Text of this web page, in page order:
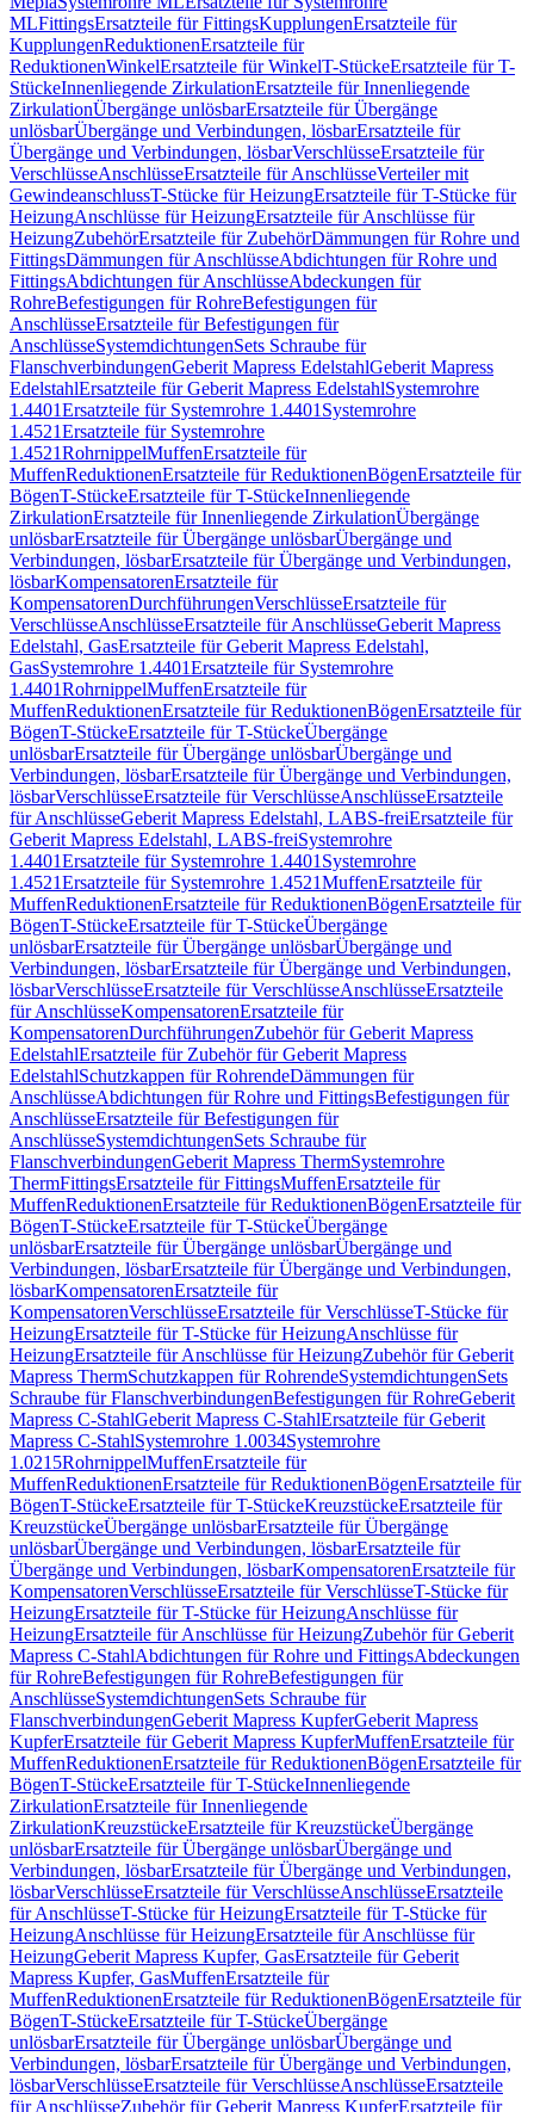
MLFittingsErsatzteile für FittingsKupplungenErsatzteile für
KupplungenReduktionenErsatzteile für
ReduktionenWinkelErsatzteile für WinkelT-StückeErsatzteile für T-
StückeInnenliegende ZirkulationErsatzteile für Innenliegende
ZirkulationÜbergänge unlösbarErsatzteile für Übergänge
unlösbarÜbergänge und Verbindungen, lösbarErsatzteile für
Übergänge und Verbindungen, lösbarVerschlüsseErsatzteile für
VerschlüsseAnschlüsseErsatzteile für AnschlüsseVerteiler mit
GewindeanschlussT-Stücke für HeizungErsatzteile für T-Stücke für
HeizungAnschlüsse für HeizungErsatzteile für Anschlüsse für
HeizungZubehörErsatzteile für ZubehörDämmungen für Rohre und
FittingsDämmungen für AnschlüsseAbdichtungen für Rohre und
FittingsAbdichtungen für AnschlüsseAbdeckungen für
RohreBefestigungen für RohreBefestigungen für
AnschlüsseErsatzteile für Befestigungen für
AnschlüsseSystemdichtungenSets Schraube für
FlanschverbindungenGeberit Mapress EdelstahlGeberit Mapress
EdelstahlErsatzteile für Geberit Mapress EdelstahlSystemrohre
1.4401Ersatzteile für Systemrohre 1.4401 Systemrohre
1.4521Ersatzteile für Systemrohre
1.4521RohrnippelMuffenErsatzteile für
MuffenReduktionenErsatzteile für ReduktionenBögenErsatzteile für
BögenT-StückeErsatzteile für T-StückeInnenliegende
ZirkulationErsatzteile für Innenliegende ZirkulationÜbergänge
unlösbarErsatzteile für Übergänge unlösbarÜbergänge und
Verbindungen, lösbarErsatzteile für Übergänge und Verbindungen,
lösbarKompensatorenErsatzteile für
KompensatorenDurchführungenVerschlüsseErsatzteile für
VerschlüsseAnschlüsseErsatzteile für AnschlüsseGeberit Mapress
Edelstahl, GasErsatzteile für Geberit Mapress Edelstahl,
GasSystemrohre 1.4401Ersatzteile für Systemrohre
1.4401RohrnippelMuffenErsatzteile für
MuffenReduktionenErsatzteile für ReduktionenBögenErsatzteile für
BögenT-StückeErsatzteile für T-StückeÜbergänge
unlösbarErsatzteile für Übergänge unlösbarÜbergänge und
Verbindungen, lösbarErsatzteile für Übergänge und Verbindungen,
lösbarVerschlüsseErsatzteile für VerschlüsseAnschlüsseErsatzteile
für AnschlüsseGeberit Mapress Edelstahl, LABS-freiErsatzteile für
Geberit Mapress Edelstahl, LABS-freiSystemrohre
1.4401Ersatzteile für Systemrohre 1.4401 Systemrohre
1.4521Ersatzteile für Systemrohre 1.4521MuffenErsatzteile für
MuffenReduktionenErsatzteile für ReduktionenBögenErsatzteile für
BögenT-StückeErsatzteile für T-StückeÜbergänge
unlösbarErsatzteile für Übergänge unlösbarÜbergänge und
Verbindungen, lösbarErsatzteile für Übergänge und Verbindungen,
lösbarVerschlüsseErsatzteile für VerschlüsseAnschlüsseErsatzteile
für AnschlüsseKompensatorenErsatzteile für
KompensatorenDurchführungenZubehör für Geberit Mapress
EdelstahlErsatzteile für Zubehör für Geberit Mapress
EdelstahlSchutzkappen für RohrendeDämmungen für
AnschlüsseAbdichtungen für Rohre und FittingsBefestigungen für
AnschlüsseErsatzteile für Befestigungen für
AnschlüsseSystemdichtungenSets Schraube für
FlanschverbindungenGeberit Mapress ThermSystemrohre
ThermFittingsErsatzteile für FittingsMuffenErsatzteile für
MuffenReduktionenErsatzteile für ReduktionenBögenErsatzteile für
BögenT-StückeErsatzteile für T-StückeÜbergänge
unlösbarErsatzteile für Übergänge unlösbarÜbergänge und
Verbindungen, lösbarErsatzteile für Übergänge und Verbindungen,
lösbarKompensatorenErsatzteile für
KompensatorenVerschlüsseErsatzteile für VerschlüsseT-Stücke für
HeizungErsatzteile für T-Stücke für HeizungAnschlüsse für
HeizungErsatzteile für Anschlüsse für HeizungZubehör für Geberit
Mapress ThermSchutzkappen für RohrendeSystemdichtungenSets
Schraube für FlanschverbindungenBefestigungen für RohreGeberit
Mapress C-StahlGeberit Mapress C-StahlErsatzteile für Geberit
Mapress C-StahlSystemrohre 1.0034Systemrohre
1.0215RohrnippelMuffenErsatzteile für
MuffenReduktionenErsatzteile für ReduktionenBögenErsatzteile für
BögenT-StückeErsatzteile für T-StückeKreuzstückeErsatzteile für
KreuzstückeÜbergänge unlösbarErsatzteile für Übergänge
unlösbarÜbergänge und Verbindungen, lösbarErsatzteile für
Übergänge und Verbindungen, lösbarKompensatorenErsatzteile für
KompensatorenVerschlüsseErsatzteile für VerschlüsseT-Stücke für
HeizungErsatzteile für T-Stücke für HeizungAnschlüsse für
HeizungErsatzteile für Anschlüsse für HeizungZubehör für Geberit
Mapress C-StahlAbdichtungen für Rohre und FittingsAbdeckungen
für RohreBefestigungen für RohreBefestigungen für
AnschlüsseSystemdichtungenSets Schraube für
FlanschverbindungenGeberit Mapress KupferGeberit Mapress
KupferErsatzteile für Geberit Mapress KupferMuffenErsatzteile für
MuffenReduktionenErsatzteile für ReduktionenBögenErsatzteile für
BögenT-StückeErsatzteile für T-StückeInnenliegende
ZirkulationErsatzteile für Innenliegende
ZirkulationKreuzstückeErsatzteile für KreuzstückeÜbergänge
unlösbarErsatzteile für Übergänge unlösbarÜbergänge und
Verbindungen, lösbarErsatzteile für Übergänge und Verbindungen,
lösbarVerschlüsseErsatzteile für VerschlüsseAnschlüsseErsatzteile
für AnschlüsseT-Stücke für HeizungErsatzteile für T-Stücke für
HeizungAnschlüsse für HeizungErsatzteile für Anschlüsse für
HeizungGeberit Mapress Kupfer, GasErsatzteile für Geberit
Mapress Kupfer, GasMuffenErsatzteile für
MuffenReduktionenErsatzteile für ReduktionenBögenErsatzteile für
BögenT-StückeErsatzteile für T-StückeÜbergänge
unlösbarErsatzteile für Übergänge unlösbarÜbergänge und
Verbindungen, lösbarErsatzteile für Übergänge und Verbindungen,
lösbarVerschlüsseErsatzteile für VerschlüsseAnschlüsseErsatzteile
für AnschlüsseZubehör für Geberit Mapress KupferErsatzteile für